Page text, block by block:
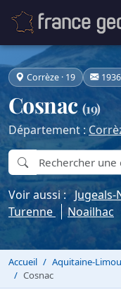
Corrèze · 19
Cosnac (19)
Département :
Voir aussi :
Turenne
Noailhac
Accueil Aquitaine-
Cosnac